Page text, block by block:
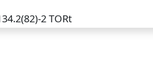
2 TORt